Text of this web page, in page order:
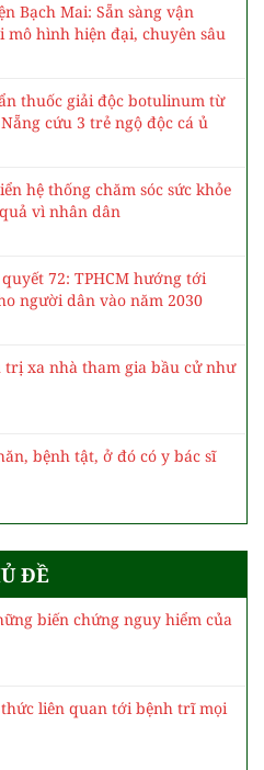
Bạch Mai: Sẵn sàng vận
hình hiện đại, chuyên sâu
thuốc giải độc botulinum từ
cứu 3 trẻ ngộ độc cá ủ
hệ thống chăm sóc sức khỏe
vì nhân dân
72: TPHCM hướng tới
người dân vào năm 2030
trị xa nhà tham gia bầu cử như
bệnh tật, ở đó có y bác sĩ
ĐỀ
biến chứng nguy hiểm của
liên quan tới bệnh trĩ mọi